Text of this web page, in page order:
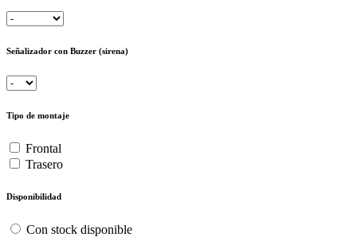
Señalizador con Buzzer (sirena)
Tipo de montaje
Frontal
Trasero
Disponibilidad
Con stock disponible